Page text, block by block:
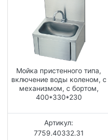
Мойка пристенного типа,
включение воды коленом, с
механизмом, с бортом,
400*330*230
Артикул:
7759.40332.31